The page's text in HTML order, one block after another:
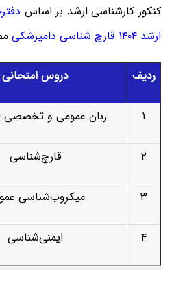
کنکور کارشناسی ارشد بر اساس
ارشد ۱۴۰۴ قارچ ‌شناسی دامپزشکی
ردیف دروس امتحانی
۱ زبان عمومی و تخصصی
۲ قارچ‌شناسی
۳ میکروب‌شناسی
۴ ایمنی‌شناسی